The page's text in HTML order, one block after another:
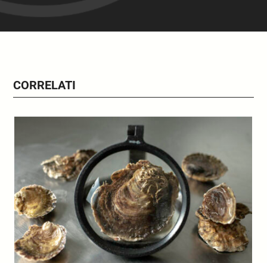
CORRELATI